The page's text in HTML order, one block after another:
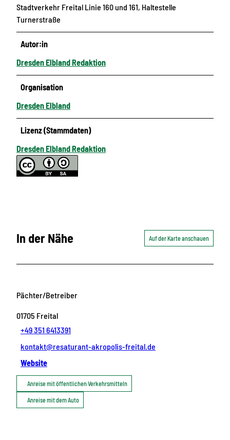
Stadtverkehr Freital Linie 160 und 161, Haltestelle
Turnerstraße
Autor:in
Dresden Elbland Redaktion
Organisation
Dresden Elbland
Lizenz (Stammdaten)
Dresden Elbland Redaktion
In der Nähe Auf der Karte anschauen
Pächter/Betreiber
01705 Freital
+49 351 6413391
kontakt@resaturant-akropolis-freital.de
Website
Anreise mit öffentlichen Verkehrsmitteln
Anreise mit dem Auto